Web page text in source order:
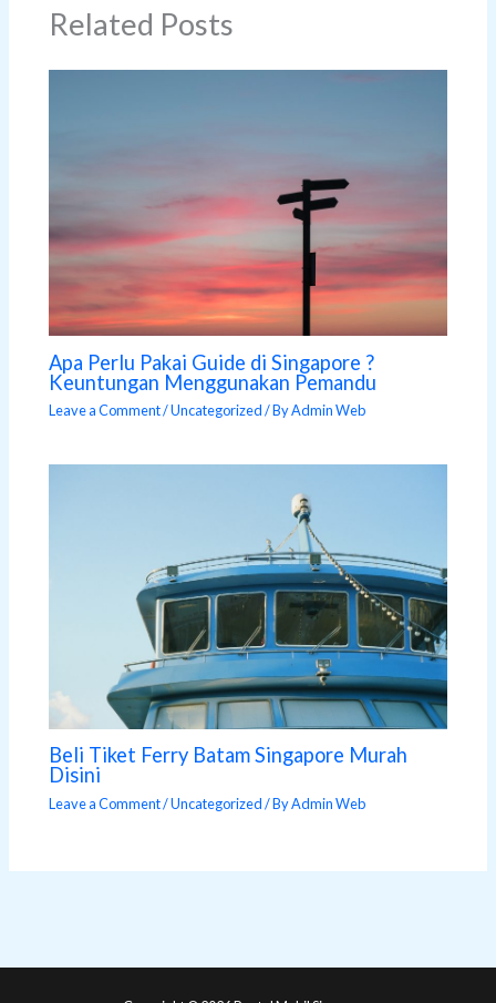
Related Posts
Apa Perlu Pakai Guide di Singapore ?
Keuntungan Menggunakan Pemandu
Leave a Comment/Uncategorized/ ByAdmin Web
Beli Tiket Ferry Batam Singapore Murah
Disini
Leave a Comment/Uncategorized/ ByAdmin Web